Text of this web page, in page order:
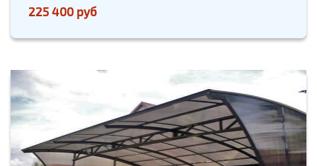
225 400 руб